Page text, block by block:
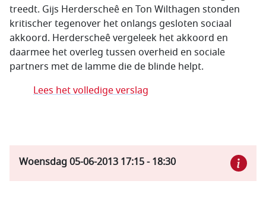
treedt. Gijs Herderscheê en Ton Wilthagen stonden
kritischer tegenover het onlangs gesloten sociaal
akkoord. Herderscheê vergeleek het akkoord en
daarmee het overleg tussen overheid en sociale
partners met de lamme die de blinde helpt.
Lees het volledige verslag
Woensdag 05-06-2013 17:15-18:30